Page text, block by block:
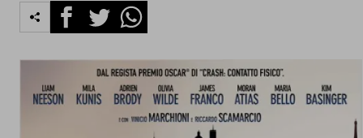
FacebookTwitterWhatsapp